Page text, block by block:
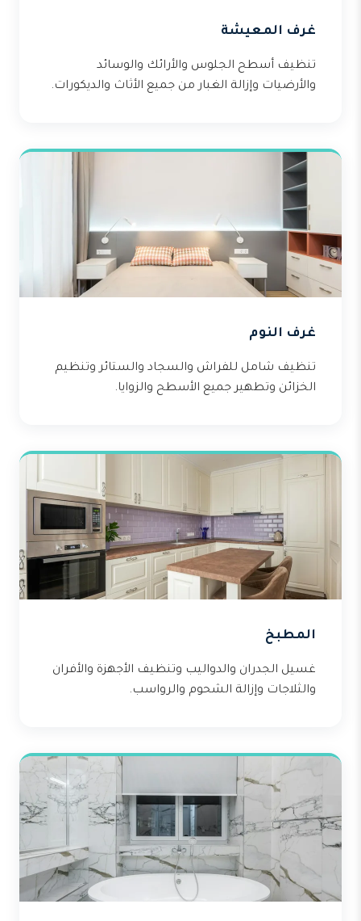
غرف المعيشة
تنظيف أسطح الجلوس والأرائك والوسائد
والأرضيات وإزالة الغبار من جميع الأثاث والديكورات.
غرف النوم
تنظيف شامل للفراش والسجاد والستائر وتنظيم
الخزائن وتطهير جميع الأسطح والزوايا.
المطبخ
غسيل الجدران والدواليب وتنظيف الأجهزة والأفران
والثلاجات وإزالة الشحوم والرواسب.